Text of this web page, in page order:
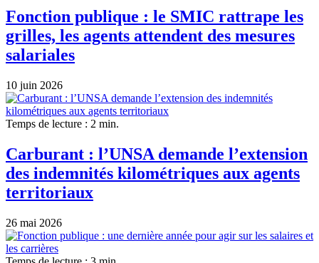
Fonction publique : le SMIC rattrape les
grilles, les agents attendent des mesures
salariales
10 juin 2026
Temps de lecture : 2 min.
Carburant : l’UNSA demande l’extension
des indemnités kilométriques aux agents
territoriaux
26 mai 2026